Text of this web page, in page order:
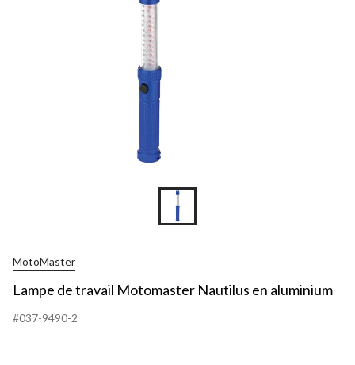
MotoMaster
Lampe de travail Motomaster Nautilus en aluminium
#037-9490-2